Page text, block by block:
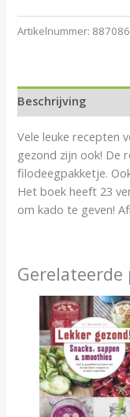
Artikelnummer:
Beschrijving
Vele leuke recepten
gezond zijn ook! De
filodeegpakketje.
Het boek heeft 23
om kado te geven!